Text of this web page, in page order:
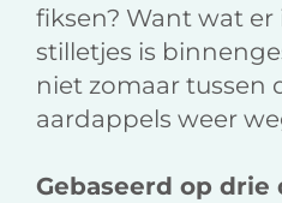
fiksen? Want wat er
stilletjes is
niet zomaar tussen
aardappels weer
Gebaseerd op drie